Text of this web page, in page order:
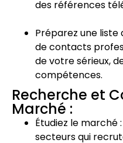
des références
Préparez une liste
de contacts
de votre sérieux,
compétences.
Recherche et
Marché :
Étudiez le marché
secteurs qui